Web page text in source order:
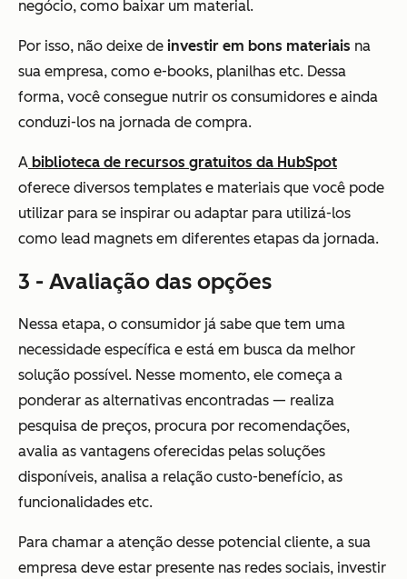
negócio, como baixar um material.
Por isso, não deixe de investir em bons materiais na
sua empresa, como e-books, planilhas etc. Dessa
forma, você consegue nutrir os consumidores e ainda
conduzi-los na jornada de compra.
A biblioteca de recursos gratuitos da HubSpot
oferece diversos templates e materiais que você pode
utilizar para se inspirar ou adaptar para utilizá-los
como lead magnets em diferentes etapas da jornada.
3 - Avaliação das opções
Nessa etapa, o consumidor já sabe que tem uma
necessidade específica e está em busca da melhor
solução possível. Nesse momento, ele começa a
ponderar as alternativas encontradas — realiza
pesquisa de preços, procura por recomendações,
avalia as vantagens oferecidas pelas soluções
disponíveis, analisa a relação custo-benefício, as
funcionalidades etc.
Para chamar a atenção desse potencial cliente, a sua
empresa deve estar presente nas redes sociais, investir